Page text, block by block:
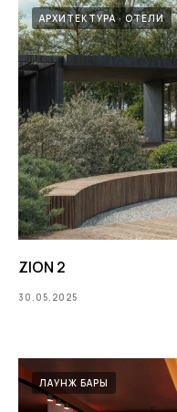
АРХИТЕКТУРА ОТЕЛИ
ZION 2
30.05.2025
ЛАУНЖ БАРЫ